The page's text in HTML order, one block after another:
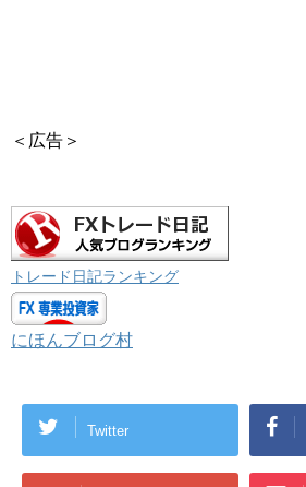
＜広告＞
トレード日記ランキング
にほんブログ村
Twitter